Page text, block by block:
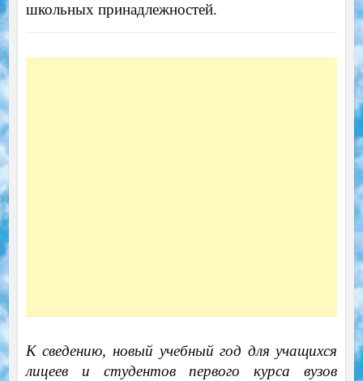
школьных принадлежностей.
К сведению, новый учебный год для учащихся
лицеев и студентов первого курса вузов